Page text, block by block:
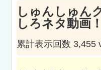
しゅんしゅん
しろネタ動画！
累計表示回数 3,455